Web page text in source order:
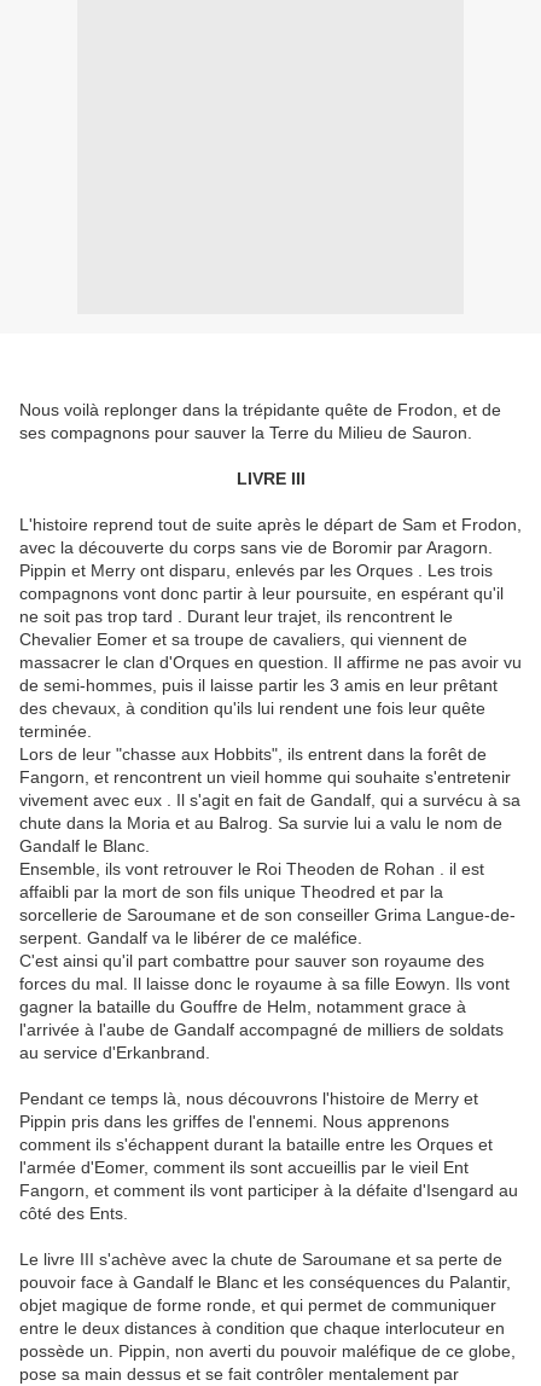
Nous voilà replonger dans la trépidante quête de Frodon, et de
ses compagnons pour sauver la Terre du Milieu de Sauron.
LIVRE III
L'histoire reprend tout de suite après le départ de Sam et Frodon,
avec la découverte du corps sans vie de Boromir par Aragorn.
Pippin et Merry ont disparu, enlevés par les Orques . Les trois
compagnons vont donc partir à leur poursuite, en espérant qu'il
ne soit pas trop tard . Durant leur trajet, ils rencontrent le
Chevalier Eomer et sa troupe de cavaliers, qui viennent de
massacrer le clan d'Orques en question. Il affirme ne pas avoir vu
de semi-hommes, puis il laisse partir les 3 amis en leur prêtant
des chevaux, à condition qu'ils lui rendent une fois leur quête
terminée.
Lors de leur "chasse aux Hobbits", ils entrent dans la forêt de
Fangorn, et rencontrent un vieil homme qui souhaite s'entretenir
vivement avec eux . Il s'agit en fait de Gandalf, qui a survécu à sa
chute dans la Moria et au Balrog. Sa survie lui a valu le nom de
Gandalf le Blanc.
Ensemble, ils vont retrouver le Roi Theoden de Rohan . il est
affaibli par la mort de son fils unique Theodred et par la
sorcellerie de Saroumane et de son conseiller Grima Langue-de-
serpent. Gandalf va le libérer de ce maléfice.
C'est ainsi qu'il part combattre pour sauver son royaume des
forces du mal. Il laisse donc le royaume à sa fille Eowyn. Ils vont
gagner la bataille du Gouffre de Helm, notamment grace à
l'arrivée à l'aube de Gandalf accompagné de milliers de soldats
au service d'Erkanbrand.
Pendant ce temps là, nous découvrons l'histoire de Merry et
Pippin pris dans les griffes de l'ennemi. Nous apprenons
comment ils s'échappent durant la bataille entre les Orques et
l'armée d'Eomer, comment ils sont accueillis par le vieil Ent
Fangorn, et comment ils vont participer à la défaite d'Isengard au
côté des Ents.
Le livre III s'achève avec la chute de Saroumane et sa perte de
pouvoir face à Gandalf le Blanc et les conséquences du Palantir,
objet magique de forme ronde, et qui permet de communiquer
entre le deux distances à condition que chaque interlocuteur en
possède un. Pippin, non averti du pouvoir maléfique de ce globe,
pose sa main dessus et se fait contrôler mentalement par